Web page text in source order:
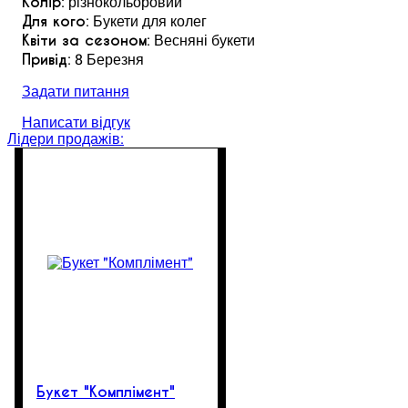
Для кого: Букети для колег
Квіти за сезоном: Весняні букети
Привід: 8 Березня
Задати питання
Написати відгук
Лідери продажів:
Букет "Комплімент"